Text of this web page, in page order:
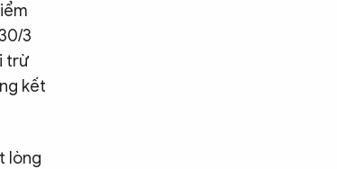
3
trừ
kết
lòng